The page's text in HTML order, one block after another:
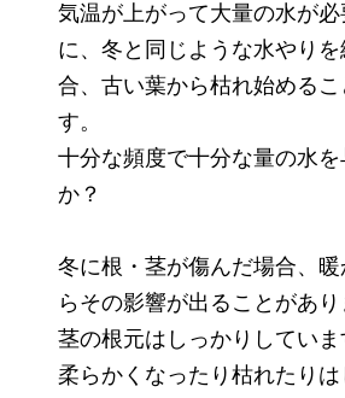
気温が上がって大量の水が
に、冬と同じような水やり
合、古い葉から枯れ始めるこ
す。
十分な頻度で十分な量の水
か？
冬に根・茎が傷んだ場合、
らその影響が出ることがあり
茎の根元はしっかりしていま
柔らかくなったり枯れたり